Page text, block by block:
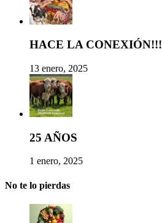
HACE LA CONEXIÓN!!!
13 enero, 2025
25 AÑOS
1 enero, 2025
No te lo pierdas